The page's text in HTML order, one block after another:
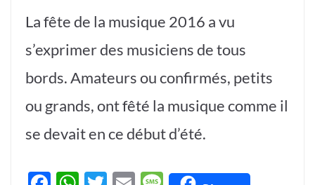
La fête de la musique 2016 a vu
s’exprimer des musiciens de tous
bords. Amateurs ou confirmés, petits
ou grands, ont fêté la musique comme il
se devait en ce début d’été.